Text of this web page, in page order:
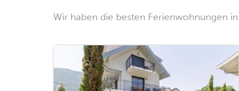
Wir haben die besten Ferienwohnungen